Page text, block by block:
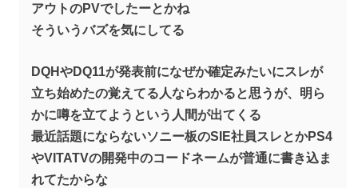
アウトのPVでしたーとかね
そういうバズを気にしてる
DQHやDQ11が発表前になぜか確定みたいにスレが
立ち始めたの覚えてる人ならわかると思うが、明ら
かに噂を立てようという人間が出てくる
最近話題にならないソニー板のSIE社員スレとかPS4
やVITATVの開発中のコードネームが普通に書き込ま
れてたからな